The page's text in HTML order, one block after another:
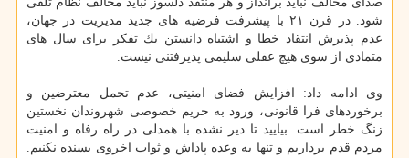
شود. در قرن ۲۱ با پیشرفت فرضیه های جدید مدیریت در جهان،
عدم پذیرش انتقاد خطا و اشتباه دانستن یك تفكر برای سال های
متمادی از سوی هیچ عقلی سلیمی پذیرفتنی نیست.
وی ادامه داد: افزایش فضای امنیتی، عدم تحمل معترضین و
برخوردهای فرا قانونی، ورود به حریم خصوصی شهروندان نخستین
زنگ خطر است. بیایید تا دیر نشده با همدلی در راه رفاه و امنیت
مردم قدم برداریم و تنها به وعده پاداش و ثواب اخروی بسنده نكنیم.